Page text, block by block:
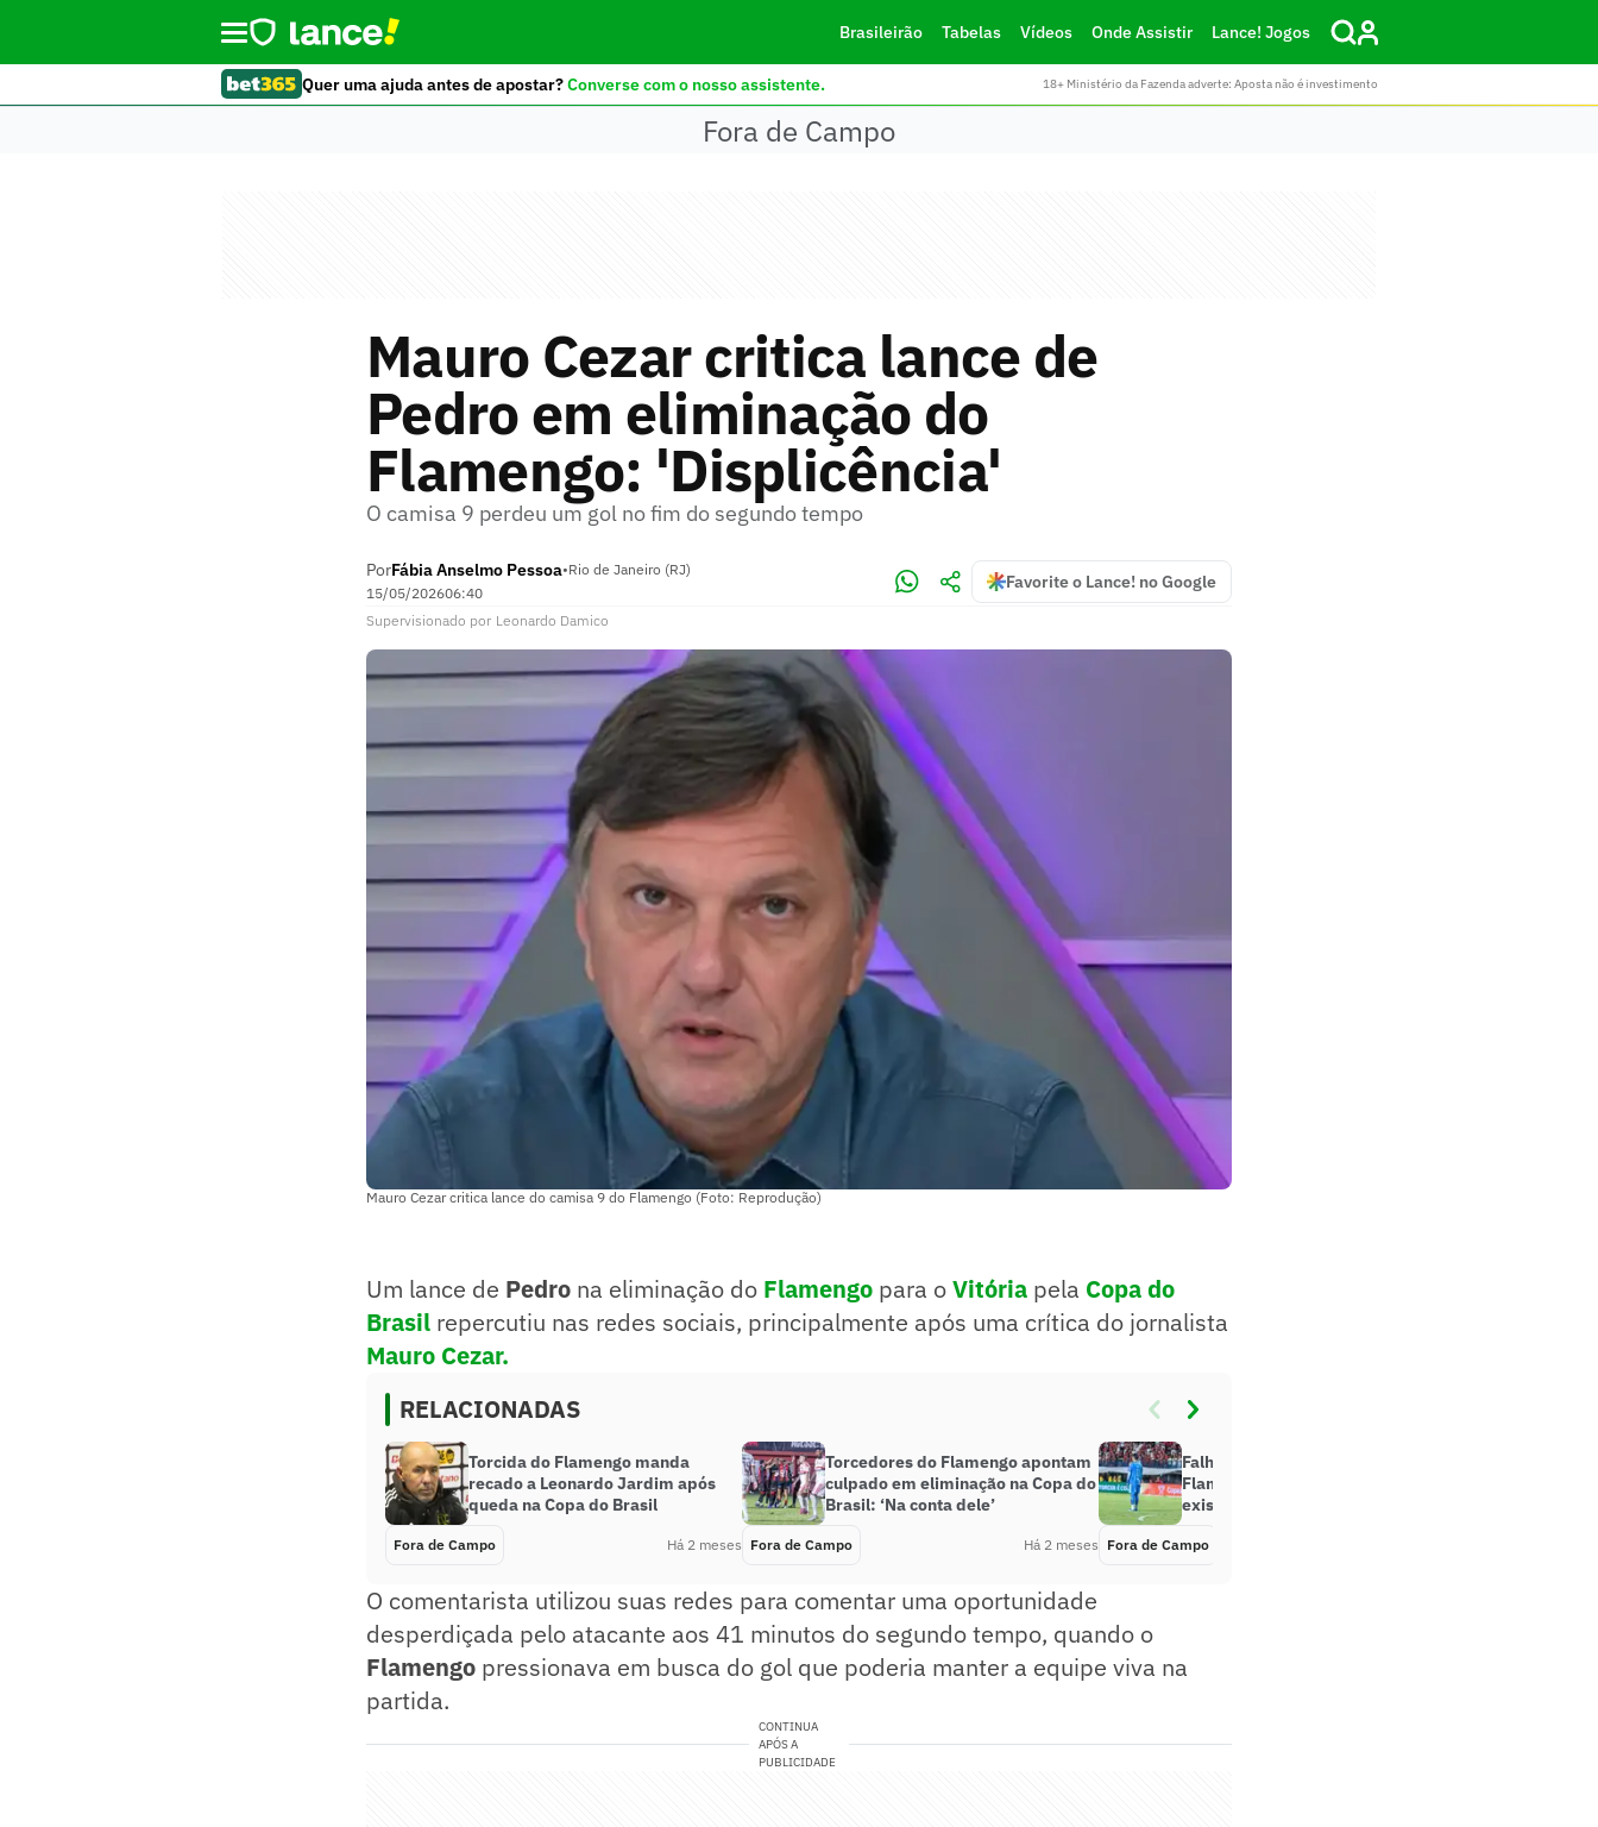
Brasileirão Tabelas Vídeos Onde Assistir Lance! Jogos
Quer uma ajuda antes de apostar?Converse com o nosso assistente. 18+ Ministério da Fazenda adverte: Aposta não é investimento
Fora de Campo
Mauro Cezar critica lance de
Pedro em eliminação do
Flamengo: 'Displicência'
O camisa 9 perdeu um gol no fim do segundo tempo
PorFábia Anselmo Pessoa•Rio de Janeiro (RJ)
15/05/202606:40
Favorite o Lance! no Google
Supervisionado por Leonardo Damico
Mauro Cezar critica lance do camisa 9 do Flamengo (Foto: Reprodução)
Um lance de Pedro na eliminação do Flamengo para oVitória pela Copa do
Brasil repercutiu nas redes sociais, principalmente após uma crítica do jornalista
Mauro Cezar.
RELACIONADAS
Torcida do Flamengo manda
recado a Leonardo Jardim após
queda na Copa do Brasil
Fora de Campo Há 2 meses
Torcedores do Flamengo apontam
culpado em eliminação na Copa do
Brasil: ‘Na conta dele’
Fora de Campo Há 2 meses
Falha de Rossi em Vitória x
Flamengo revolta torcedores: ‘Não
existe’
Fora de Campo
O comentarista utilizou suas redes para comentar uma oportunidade
desperdiçada pelo atacante aos 41 minutos do segundo tempo, quando o
Flamengo pressionava em busca do gol que poderia manter a equipe viva na
partida.
CONTINUA
APÓS A
PUBLICIDADE